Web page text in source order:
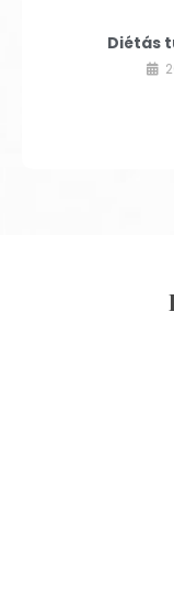
Diétás